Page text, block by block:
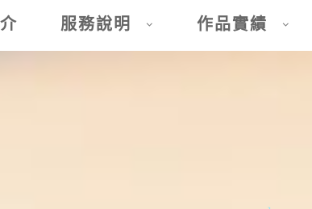
服務說明 作品實績